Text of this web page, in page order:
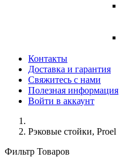
Контакты
Доставка и гарантия
Свяжитесь с нами
Полезная информация
Войти в аккаунт
Рэковые стойки, Proel
Фильтр Товаров